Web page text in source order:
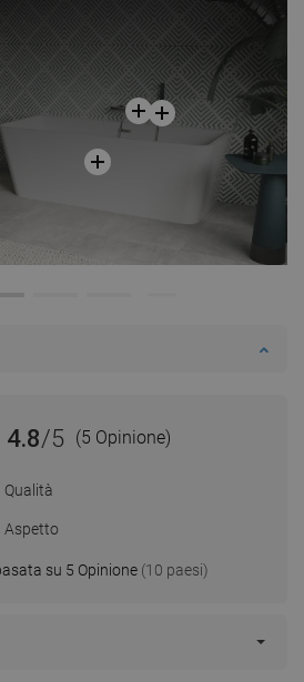
4.8/5 (5 Opinione)
su 5 Opinione (10 paesi)
Qualità
Aspetto